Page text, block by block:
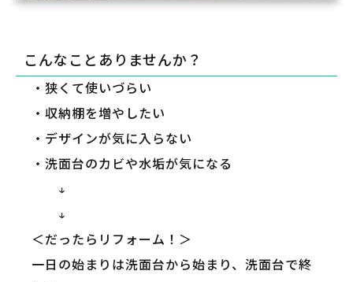
こんなことありませんか？
・狭くて使いづらい
・収納棚を増やしたい
・デザインが気に入らない
・洗面台のカビや水垢が気になる
↓
↓
＜だったらリフォーム！＞
一日の始まりは洗面台から始まり、洗面台で終